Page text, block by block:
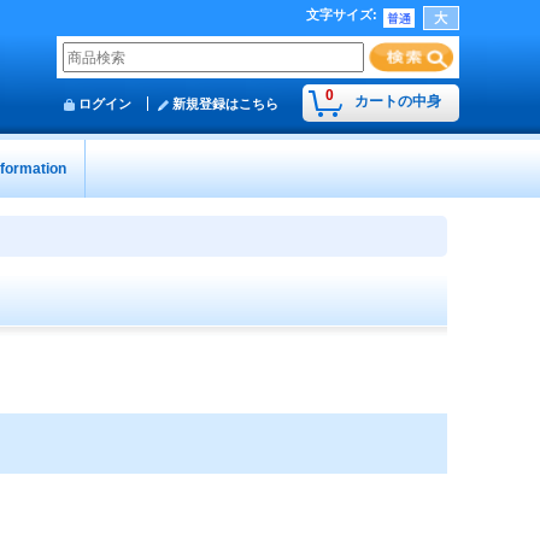
文字サイズ:
0 カートの中身
ログイン 新規登録はこちら